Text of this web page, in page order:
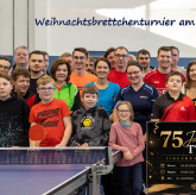
Zum
Inhalt
springen